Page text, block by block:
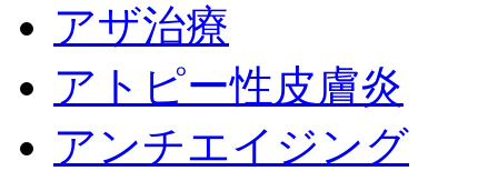
アザ治療
アトピー性皮膚炎
アンチエイジング